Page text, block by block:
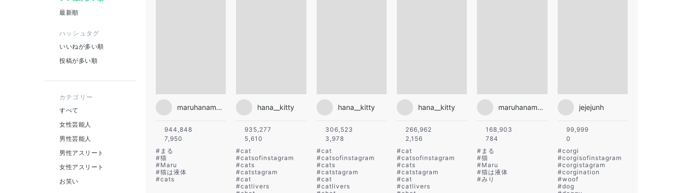
最新順
ハッシュタグ
いいねが多い順
投稿が多い順
カテゴリー
すべて
女性芸能人
男性芸能人
男性アスリート
女性アスリート
お笑い
maruhanamogu
944,848
7,950
# まる
#猫
#Maru
#猫は液体
#cats
hana__kitty
935,277
5,610
#cat
#catsofinstagram
#cats
#catstagram
#cat
#catlivers
hana__kitty
306,523
3,978
#cat
#catsofinstagram
#cats
#catstagram
#cat
#catlivers
hana__kitty
266,962
2,156
#cat
#catsofinstagram
#cats
#catstagram
#cat
#catlivers
maruhanamogu
168,903
784
# まる
#猫
#Maru
#猫は液体
#みり
jejejunh
99,999
0
#corgi
#corgisofinstagram
#corgistagram
#corgination
#woof
#dog